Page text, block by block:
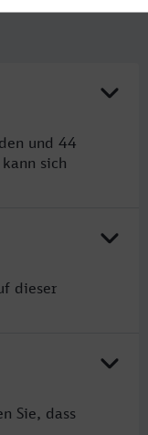
und 44
sich
dieser
Sie, dass